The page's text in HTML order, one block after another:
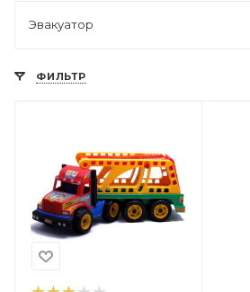
Эвакуатор
ФИЛЬТР